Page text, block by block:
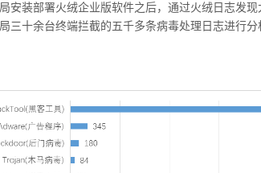
安装部署火绒企业版软件之后，通过火绒日志发
三十余台终端拦截的五千多条病毒处理日志进行